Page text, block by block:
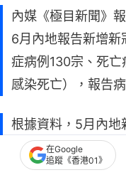
內媒《極目新聞》
6月內地報告新增新
症病例130宗、死
感染死亡），報告
根據資料，5月內地
病例35宗、死亡病
染死亡）。即6月
在Google
追蹤《香港01》